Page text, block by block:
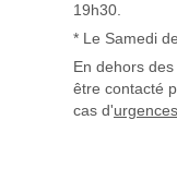
19h30.
* Le Samedi
En dehors
être contacté
cas d'